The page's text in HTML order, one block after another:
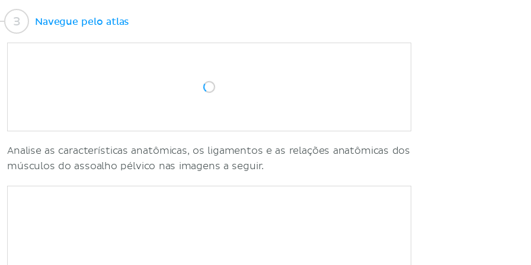
Navegue pelo atlas
Analise as características anatômicas, os ligamentos e as relações anatômicas dos
músculos do assoalho pélvico nas imagens a seguir.